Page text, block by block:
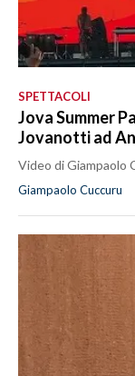
SPETTACOLI
Jova Summer
Jovanotti ad
Video di Giampaolo
Giampaolo Cuccuru